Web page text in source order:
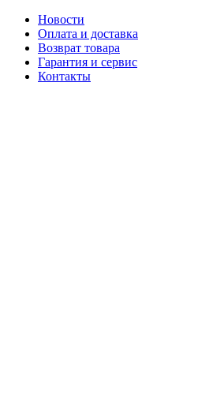
Новости
Оплата и доставка
Возврат товара
Гарантия и сервис
Контакты